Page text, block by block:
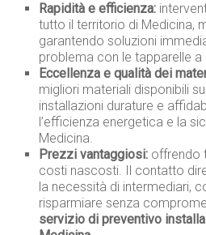
Rapidità e efficienza:
tutto il territorio di Medicina,
garantendo soluzioni
problema con le tapparelle a
Eccellenza e qualità dei
migliori materiali disponibili
installazioni durature e
l’efficienza energetica e la
Medicina.
Prezzi vantaggiosi: offrendo
costi nascosti. Il contatto
la necessità di intermediari,
risparmiare senza
servizio di preventivo